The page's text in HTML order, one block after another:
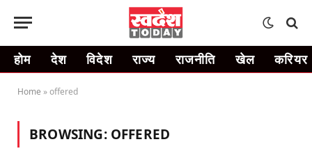
होम देश विदेश राज्य राजनीति खेल करियर
Home »offered
BROWSING: OFFERED